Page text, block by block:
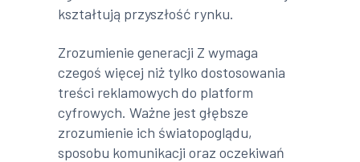
kształtują przyszłość rynku.
Zrozumienie generacji Z wymaga
czegoś więcej niż tylko dostosowania
treści reklamowych do platform
cyfrowych. Ważne jest głębsze
zrozumienie ich światopoglądu,
sposobu komunikacji oraz oczekiwań